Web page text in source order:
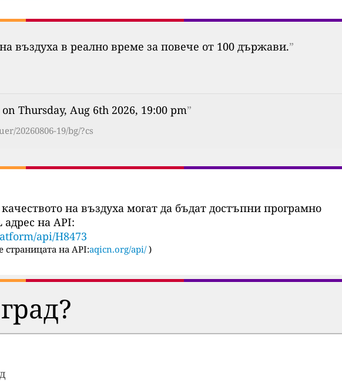
въздуха в реално време за повече от 100 държави.”
on Thursday, Aug 6th 2026, 19:00 pm”
20260806-19/bg/?cs
на въздуха могат да бъдат достъпни програмно
адрес на API:
api/H8473
на API:aqicn.org/api/ )